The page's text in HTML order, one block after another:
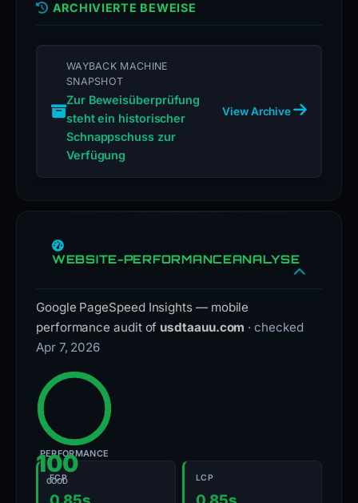
ARCHIVIERTE BEWEISE
WAYBACK MACHINE
SNAPSHOT
Zur Beweisüberprüfung
steht ein historischer
Schnappschuss zur
Verfügung
View Archive
WEBSITE-PERFORMANCEANALYSE
Google PageSpeed Insights — mobile
performance audit of usdtaauu.com · checked
Apr 7, 2026
100
GOOD
PERFORMANCE
FCP LCP